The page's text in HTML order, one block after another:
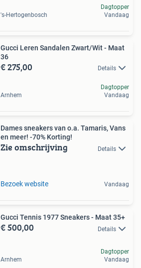
's-Hertogenbosch
Dagtopper
Vandaag
Gucci Leren Sandalen Zwart/Wit - Maat
36
€ 275,00 Details
Arnhem
Dagtopper
Vandaag
Dames sneakers van o.a. Tamaris, Vans
en meer! -70% Korting!
Zie omschrijving Details
Bezoek website Vandaag
Gucci Tennis 1977 Sneakers - Maat 35+
€ 500,00 Details
Arnhem
Dagtopper
Vandaag